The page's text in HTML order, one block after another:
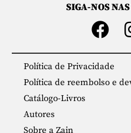
SIGA-NOS
Política de Privacidade
Política de reembolso e
Catálogo-Livros
Autores
Sobre a Zain